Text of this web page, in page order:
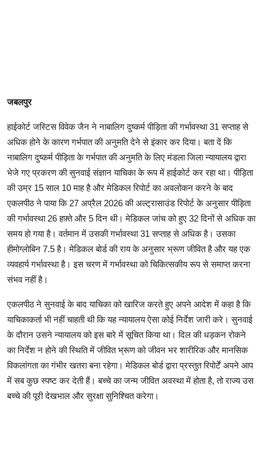
जबलपुर
हाईकोर्ट जस्टिस विवेक जैन ने नाबालिग दुष्कर्म पीड़िता की गर्भावस्था 31 सप्ताह से
अधिक होने के कारण गर्भपात की अनुमति देने से इंकार कर दिया। बता दें कि
नाबालिग दुष्कर्म पीड़िता के गर्भपात की अनुमति के लिए मंडला जिला न्यायालय द्वारा
भेजे गए प्रकरण की सुनवाई संज्ञान याचिका के रूप में हाईकोर्ट कर रहा था। पीड़िता
की उम्र 15 साल 10 माह है और मेडिकल रिपोर्ट का अवलोकन करने के बाद
एकलपीठ ने पाया कि 27 अप्रैल 2026 की अल्ट्रासाउंड रिपोर्ट के अनुसार पीड़िता
की गर्भावस्था 26 हफ़्ते और 5 दिन थी। मेडिकल जांच को हुए 32 दिनों से अधिक का
समय हो गया है। वर्तमान में उसकी गर्भावस्था 31 सप्ताह से अधिक है। उसका
हीमोग्लोबिन 7.5 है। मेडिकल बोर्ड की राय के अनुसार भ्रूण जीवित है और यह एक
व्यवहार्य गर्भावस्था है। इस चरण में गर्भावस्था को चिकित्सकीय रूप से समाप्त करना
संभव नहीं है।
एकलपीठ ने सुनवाई के बाद याचिका को खारिज करते हुए अपने आदेश में कहा है कि
याचिकाकर्ता भी नहीं चाहती थी कि यह न्यायालय ऐसा कोई निर्देश जारी करे। सुनवाई
के दौरान उसने न्यायालय को इस बारे में सूचित किया था। दिल की धड़कन रोकने
का निर्देश न होने की स्थिति में जीवित भ्रूण को जीवन भर शारीरिक और मानसिक
विकलांगता का गंभीर खतरा बना रहेगा। मेडिकल बोर्ड द्वारा प्रस्तुत रिपोर्टें अपने आप
में सब कुछ स्पष्ट कर देती हैं। बच्चे का जन्म जीवित अवस्था में होता है, तो राज्य उस
बच्चे की पूरी देखभाल और सुरक्षा सुनिश्चित करेगा।